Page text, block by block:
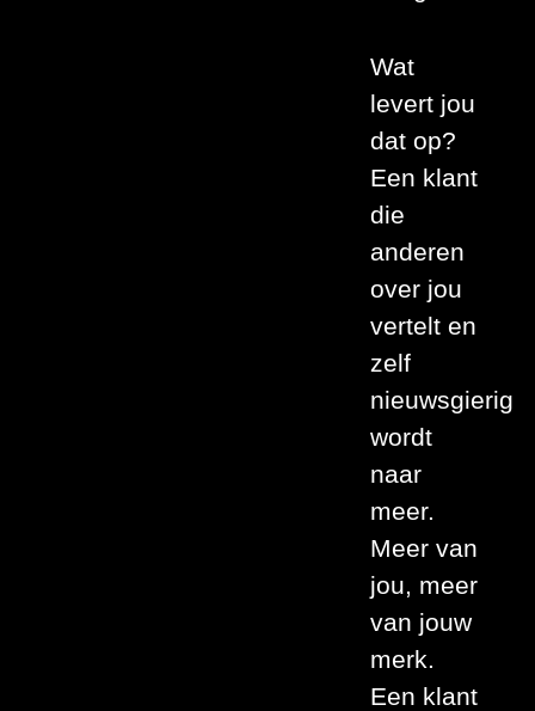
Wat
levert jou
dat op?
Een klant
die
anderen
over jou
vertelt en
zelf
nieuwsgierig
wordt
naar
meer.
Meer van
jou, meer
van jouw
merk.
Een klant